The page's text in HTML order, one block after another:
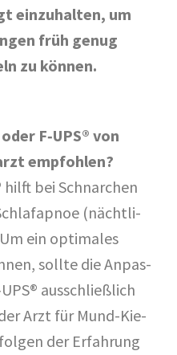
ein­zu­hal­ten, um
früh genug
zu können.
F‑UPS® von
emp­foh­len?
hilft bei Schnar­chen
(nächt­li­
ein opti­ma­les
soll­te die Anpas­
aus­schließ­lich
Arzt für Mund-Kie­
der Erfah­rung